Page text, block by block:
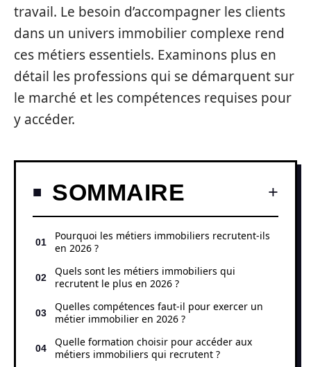
travail. Le besoin d’accompagner les clients
dans un univers immobilier complexe rend
ces métiers essentiels. Examinons plus en
détail les professions qui se démarquent sur
le marché et les compétences requises pour
y accéder.
SOMMAIRE
Pourquoi les métiers immobiliers recrutent-ils
en 2026 ?
Quels sont les métiers immobiliers qui
recrutent le plus en 2026 ?
Quelles compétences faut-il pour exercer un
métier immobilier en 2026 ?
Quelle formation choisir pour accéder aux
métiers immobiliers qui recrutent ?